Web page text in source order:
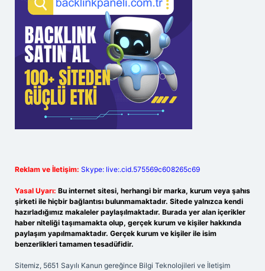
Reklam ve İletişim: Skype: live:.cid.575569c608265c69
Yasal Uyarı: Bu internet sitesi, herhangi bir marka, kurum veya şahıs
şirketi ile hiçbir bağlantısı bulunmamaktadır. Sitede yalnızca kendi
hazırladığımız makaleler paylaşılmaktadır. Burada yer alan içerikler
haber niteliği taşımamakta olup, gerçek kurum ve kişiler hakkında
paylaşım yapılmamaktadır. Gerçek kurum ve kişiler ile isim
benzerlikleri tamamen tesadüfidir.
Sitemiz, 5651 Sayılı Kanun gereğince Bilgi Teknolojileri ve İletişim